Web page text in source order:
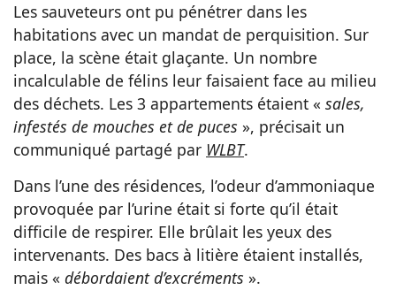
Les sauveteurs ont pu pénétrer dans les
habitations avec un mandat de perquisition. Sur
place, la scène était glaçante. Un nombre
incalculable de félins leur faisaient face au milieu
des déchets. Les 3 appartements étaient « sales,
infestés de mouches et de puces », précisait un
communiqué partagé par WLBT.
Dans l’une des résidences, l’odeur d’ammoniaque
provoquée par l’urine était si forte qu’il était
difficile de respirer. Elle brûlait les yeux des
intervenants. Des bacs à litière étaient installés,
mais « débordaient d’excréments ».